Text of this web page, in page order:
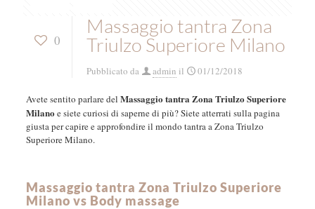
0
Massaggio tantra Zona
Triulzo Superiore Milano
Pubblicato da admin il 01/12/2018
Avete sentito parlare del Massaggio tantra Zona Triulzo Superiore
Milano e siete curiosi di saperne di più? Siete atterrati sulla pagina
giusta per capire e approfondire il mondo tantra a Zona Triulzo
Superiore Milano.
Massaggio tantra Zona Triulzo Superiore
Milano vs Body massage